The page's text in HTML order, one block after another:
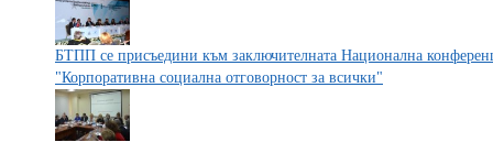
БТПП се присъедини към заключителната Национална
"Корпоративна социална отговорност за всички"